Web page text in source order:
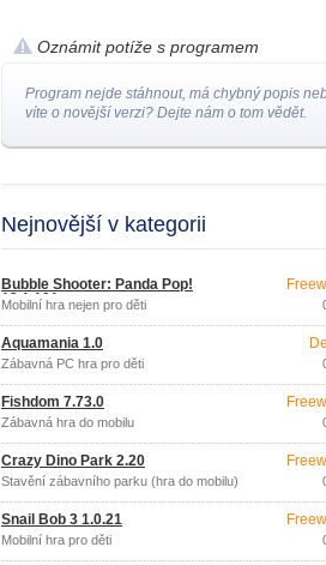
Oznámit potíže s programem
Program nejde stáhnout, má chybný popis
víte o novější verzi? Dejte nám o tom vědět.
Nejnovější v kategorii
Bubble Shooter: Panda Pop!
13.1.101
Mobilní hra nejen pro děti
Aquamania 1.0
Zábavná PC hra pro děti
Fishdom 7.73.0
Zábavná hra do mobilu
Crazy Dino Park 2.20
Stavění zábavního parku (hra do mobilu)
Snail Bob 3 1.0.21
Mobilní hra pro děti